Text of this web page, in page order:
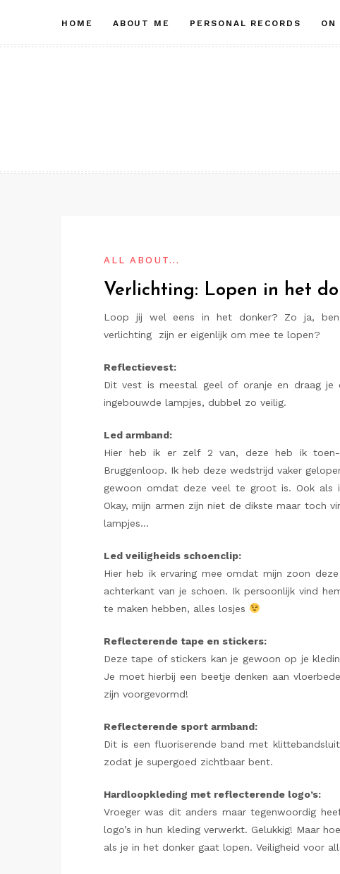
content
HOME ABOUT ME PERSONAL RECORDS ON
ALL ABOUT...
Verlichting: Lopen in het
Loop jij wel eens in het donker? Zo ja,
verlichting zijn er eigenlijk om mee te lopen?
Reflectievest:
Dit vest is meestal geel of oranje en draag
ingebouwde lampjes, dubbel zo veilig.
Led armband:
Hier heb ik er zelf 2 van, deze heb ik toen-
Bruggenloop. Ik heb deze wedstrijd vaker
gewoon omdat deze veel te groot is. Ook
Okay, mijn armen zijn niet de dikste maar toch
lampjes…
Led veiligheids schoenclip:
Hier heb ik ervaring mee omdat mijn zoon
achterkant van je schoen. Ik persoonlijk vind
te maken hebben, alles losjes
Reflecterende tape en stickers:
Deze tape of stickers kan je gewoon op je
Je moet hierbij een beetje denken aan
zijn voorgevormd!
Reflecterende sport armband:
Dit is een fluoriserende band met
zodat je supergoed zichtbaar bent.
Hardloopkleding met reflecterende logo’s:
Vroeger was dit anders maar tegenwoordig
logo’s in hun kleding verwerkt. Gelukkig! Maar
als je in het donker gaat lopen. Veiligheid voor